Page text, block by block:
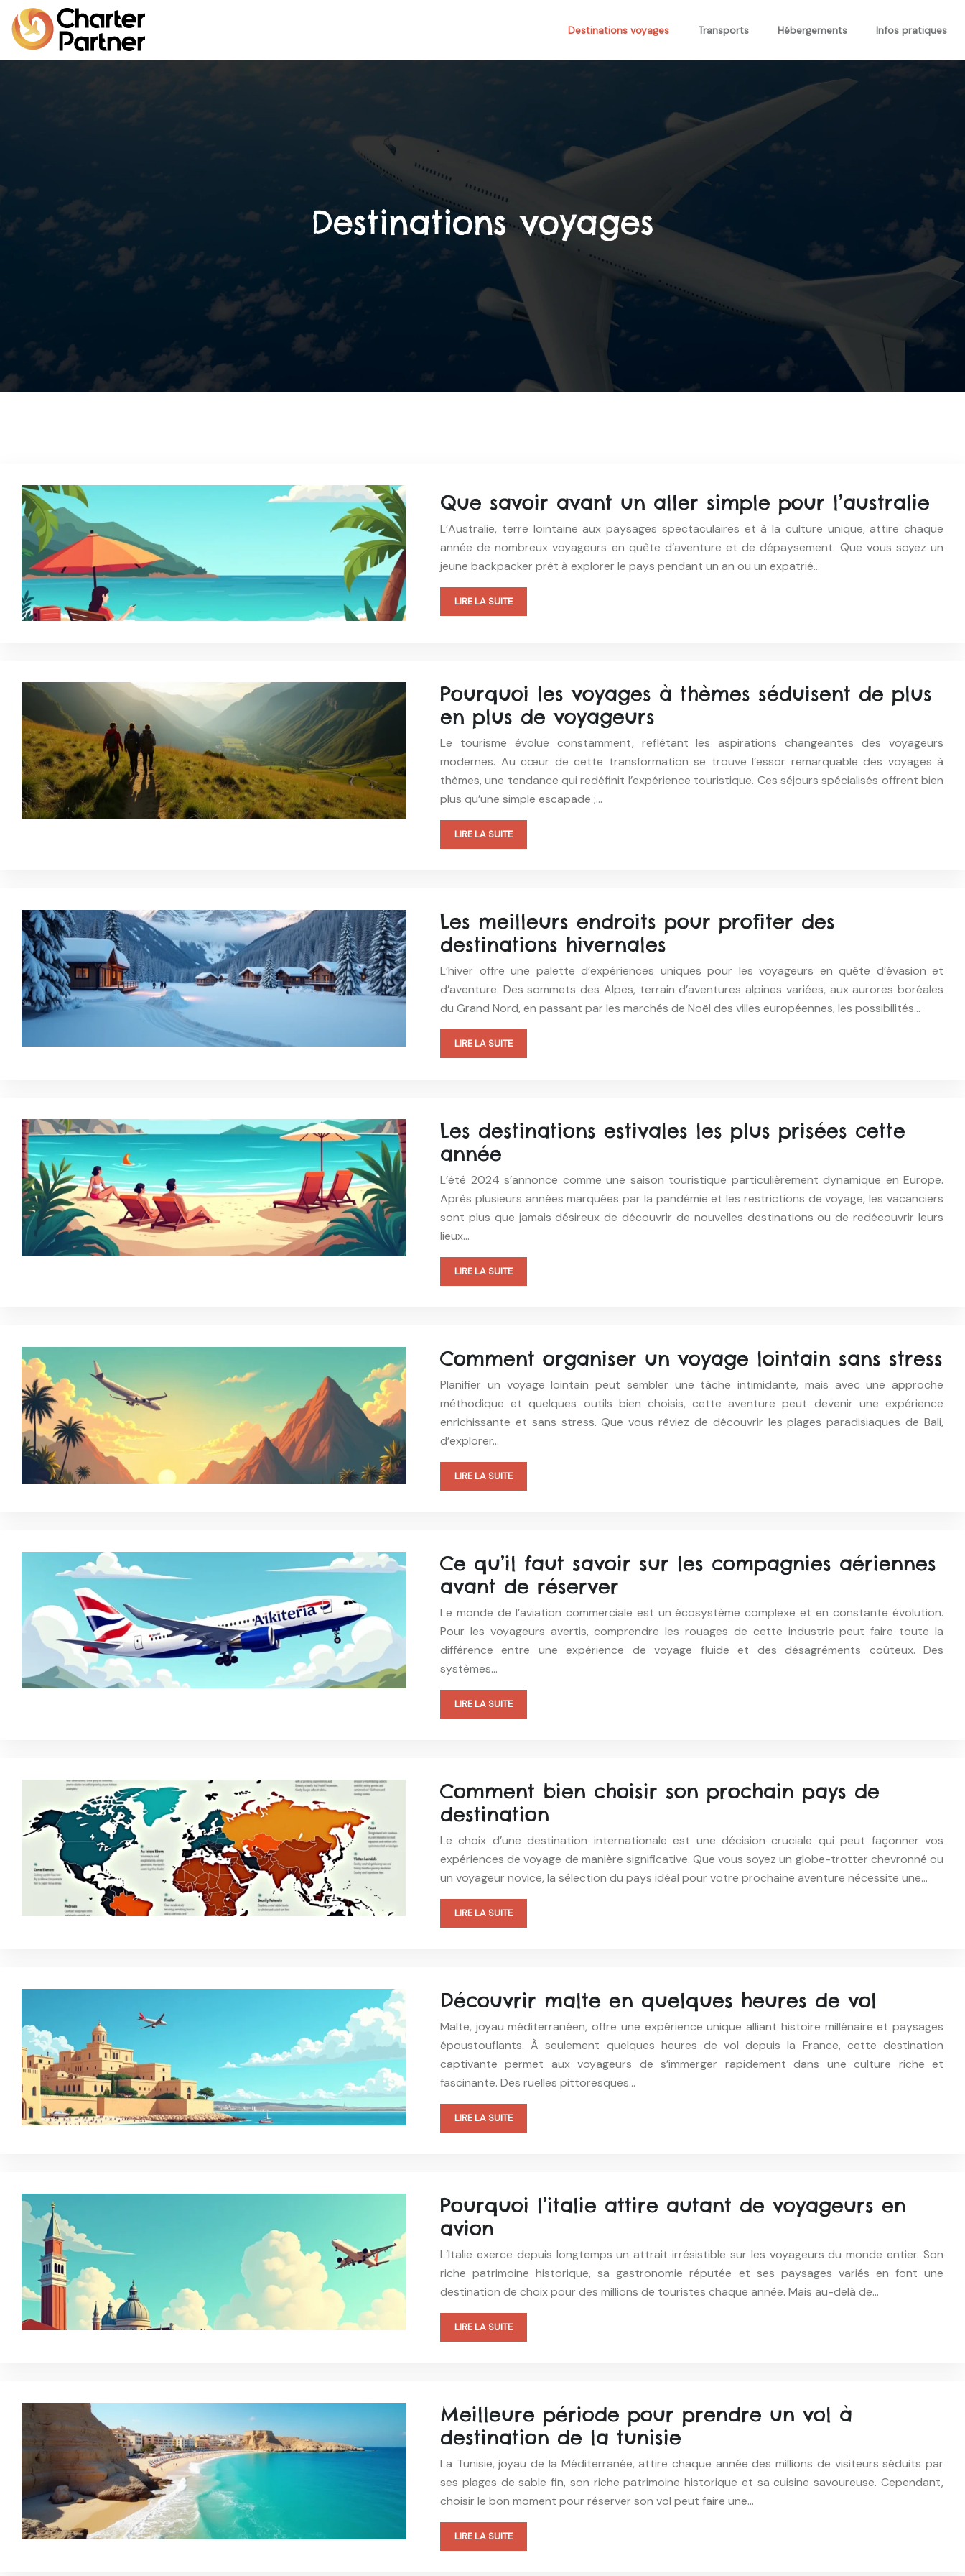
Destinations voyages Transports Hébergements Infos pratiques
Destinations voyages
Que savoir avant un aller simple pour l’australie
L’Australie, terre lointaine aux paysages spectaculaires et à la culture unique, attire chaque
année de nombreux voyageurs en quête d’aventure et de dépaysement. Que vous soyez un
jeune backpacker prêt à explorer le pays pendant un an ou un expatrié…
LIRE LA SUITE
Pourquoi les voyages à thèmes séduisent de plus
en plus de voyageurs
Le tourisme évolue constamment, reflétant les aspirations changeantes des voyageurs
modernes. Au cœur de cette transformation se trouve l’essor remarquable des voyages à
thèmes, une tendance qui redéfinit l’expérience touristique. Ces séjours spécialisés offrent bien
plus qu’une simple escapade ;…
LIRE LA SUITE
Les meilleurs endroits pour profiter des
destinations hivernales
L’hiver offre une palette d’expériences uniques pour les voyageurs en quête d’évasion et
d’aventure. Des sommets des Alpes, terrain d’aventures alpines variées, aux aurores boréales
du Grand Nord, en passant par les marchés de Noël des villes européennes, les possibilités…
LIRE LA SUITE
Les destinations estivales les plus prisées cette
année
L’été 2024 s’annonce comme une saison touristique particulièrement dynamique en Europe.
Après plusieurs années marquées par la pandémie et les restrictions de voyage, les vacanciers
sont plus que jamais désireux de découvrir de nouvelles destinations ou de redécouvrir leurs
lieux…
LIRE LA SUITE
Comment organiser un voyage lointain sans stress
Planifier un voyage lointain peut sembler une tâche intimidante, mais avec une approche
méthodique et quelques outils bien choisis, cette aventure peut devenir une expérience
enrichissante et sans stress. Que vous rêviez de découvrir les plages paradisiaques de Bali,
d’explorer…
LIRE LA SUITE
Ce qu’il faut savoir sur les compagnies aériennes
avant de réserver
Le monde de l’aviation commerciale est un écosystème complexe et en constante évolution.
Pour les voyageurs avertis, comprendre les rouages de cette industrie peut faire toute la
différence entre une expérience de voyage fluide et des désagréments coûteux. Des
systèmes…
LIRE LA SUITE
Comment bien choisir son prochain pays de
destination
Le choix d’une destination internationale est une décision cruciale qui peut façonner vos
expériences de voyage de manière significative. Que vous soyez un globe-trotter chevronné ou
un voyageur novice, la sélection du pays idéal pour votre prochaine aventure nécessite une…
LIRE LA SUITE
Découvrir malte en quelques heures de vol
Malte, joyau méditerranéen, offre une expérience unique alliant histoire millénaire et paysages
époustouflants. À seulement quelques heures de vol depuis la France, cette destination
captivante permet aux voyageurs de s’immerger rapidement dans une culture riche et
fascinante. Des ruelles pittoresques…
LIRE LA SUITE
Pourquoi l’italie attire autant de voyageurs en
avion
L’Italie exerce depuis longtemps un attrait irrésistible sur les voyageurs du monde entier. Son
riche patrimoine historique, sa gastronomie réputée et ses paysages variés en font une
destination de choix pour des millions de touristes chaque année. Mais au-delà de…
LIRE LA SUITE
Meilleure période pour prendre un vol à
destination de la tunisie
La Tunisie, joyau de la Méditerranée, attire chaque année des millions de visiteurs séduits par
ses plages de sable fin, son riche patrimoine historique et sa cuisine savoureuse. Cependant,
choisir le bon moment pour réserver son vol peut faire une…
LIRE LA SUITE